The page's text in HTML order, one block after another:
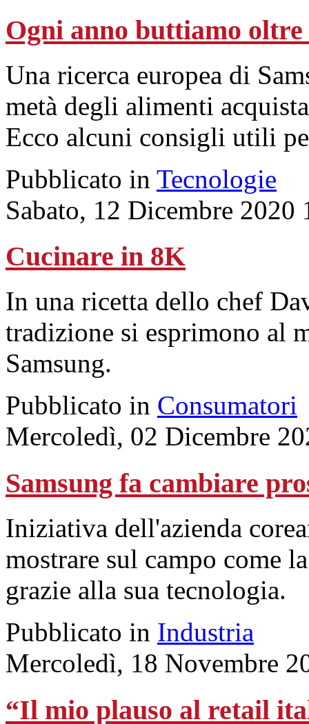
Ogni anno buttiamo
Una ricerca europea di
metà degli alimenti
Ecco alcuni consigli utili
Pubblicato in Tecnologie
Sabato, 12 Dicembre 2020
Cucinare in 8K
In una ricetta dello chef
tradizione si esprimono al
Samsung.
Pubblicato in Consumatori
Mercoledì, 02 Dicembre
Samsung fa cambiare
Iniziativa dell'azienda
mostrare sul campo come
grazie alla sua tecnologia.
Pubblicato in Industria
Mercoledì, 18 Novembre
“Il mio plauso al retail